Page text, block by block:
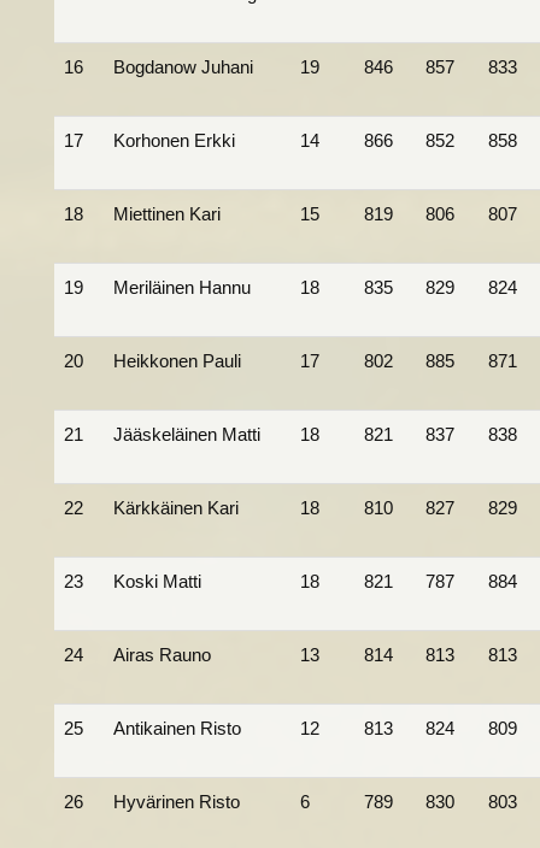
16 Bogdanow Juhani 19 846 857 833
17 Korhonen Erkki 14 866 852 858
18 Miettinen Kari 15 819 806 807
19 Meriläinen Hannu 18 835 829 824
20 Heikkonen Pauli 17 802 885 871
21 Jääskeläinen Matti 18 821 837 838
22 Kärkkäinen Kari 18 810 827 829
23 Koski Matti 18 821 787 884
24 Airas Rauno 13 814 813 813
25 Antikainen Risto 12 813 824 809
26 Hyvärinen Risto 6 789 830 803